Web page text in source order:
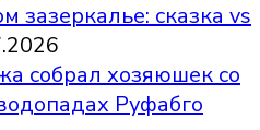
зазеркалье: сказка vs
собрал хозяюшек со
Руфабго